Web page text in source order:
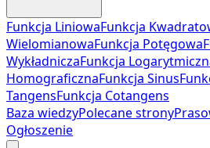
Funkcja LiniowaFunkcja
WielomianowaFunkcja Potęgowa
WykładniczaFunkcja
HomograficznaFunkcja Sinus
TangensFunkcja Cotangens
Baza wiedzyPolecane strony
Ogłoszenie